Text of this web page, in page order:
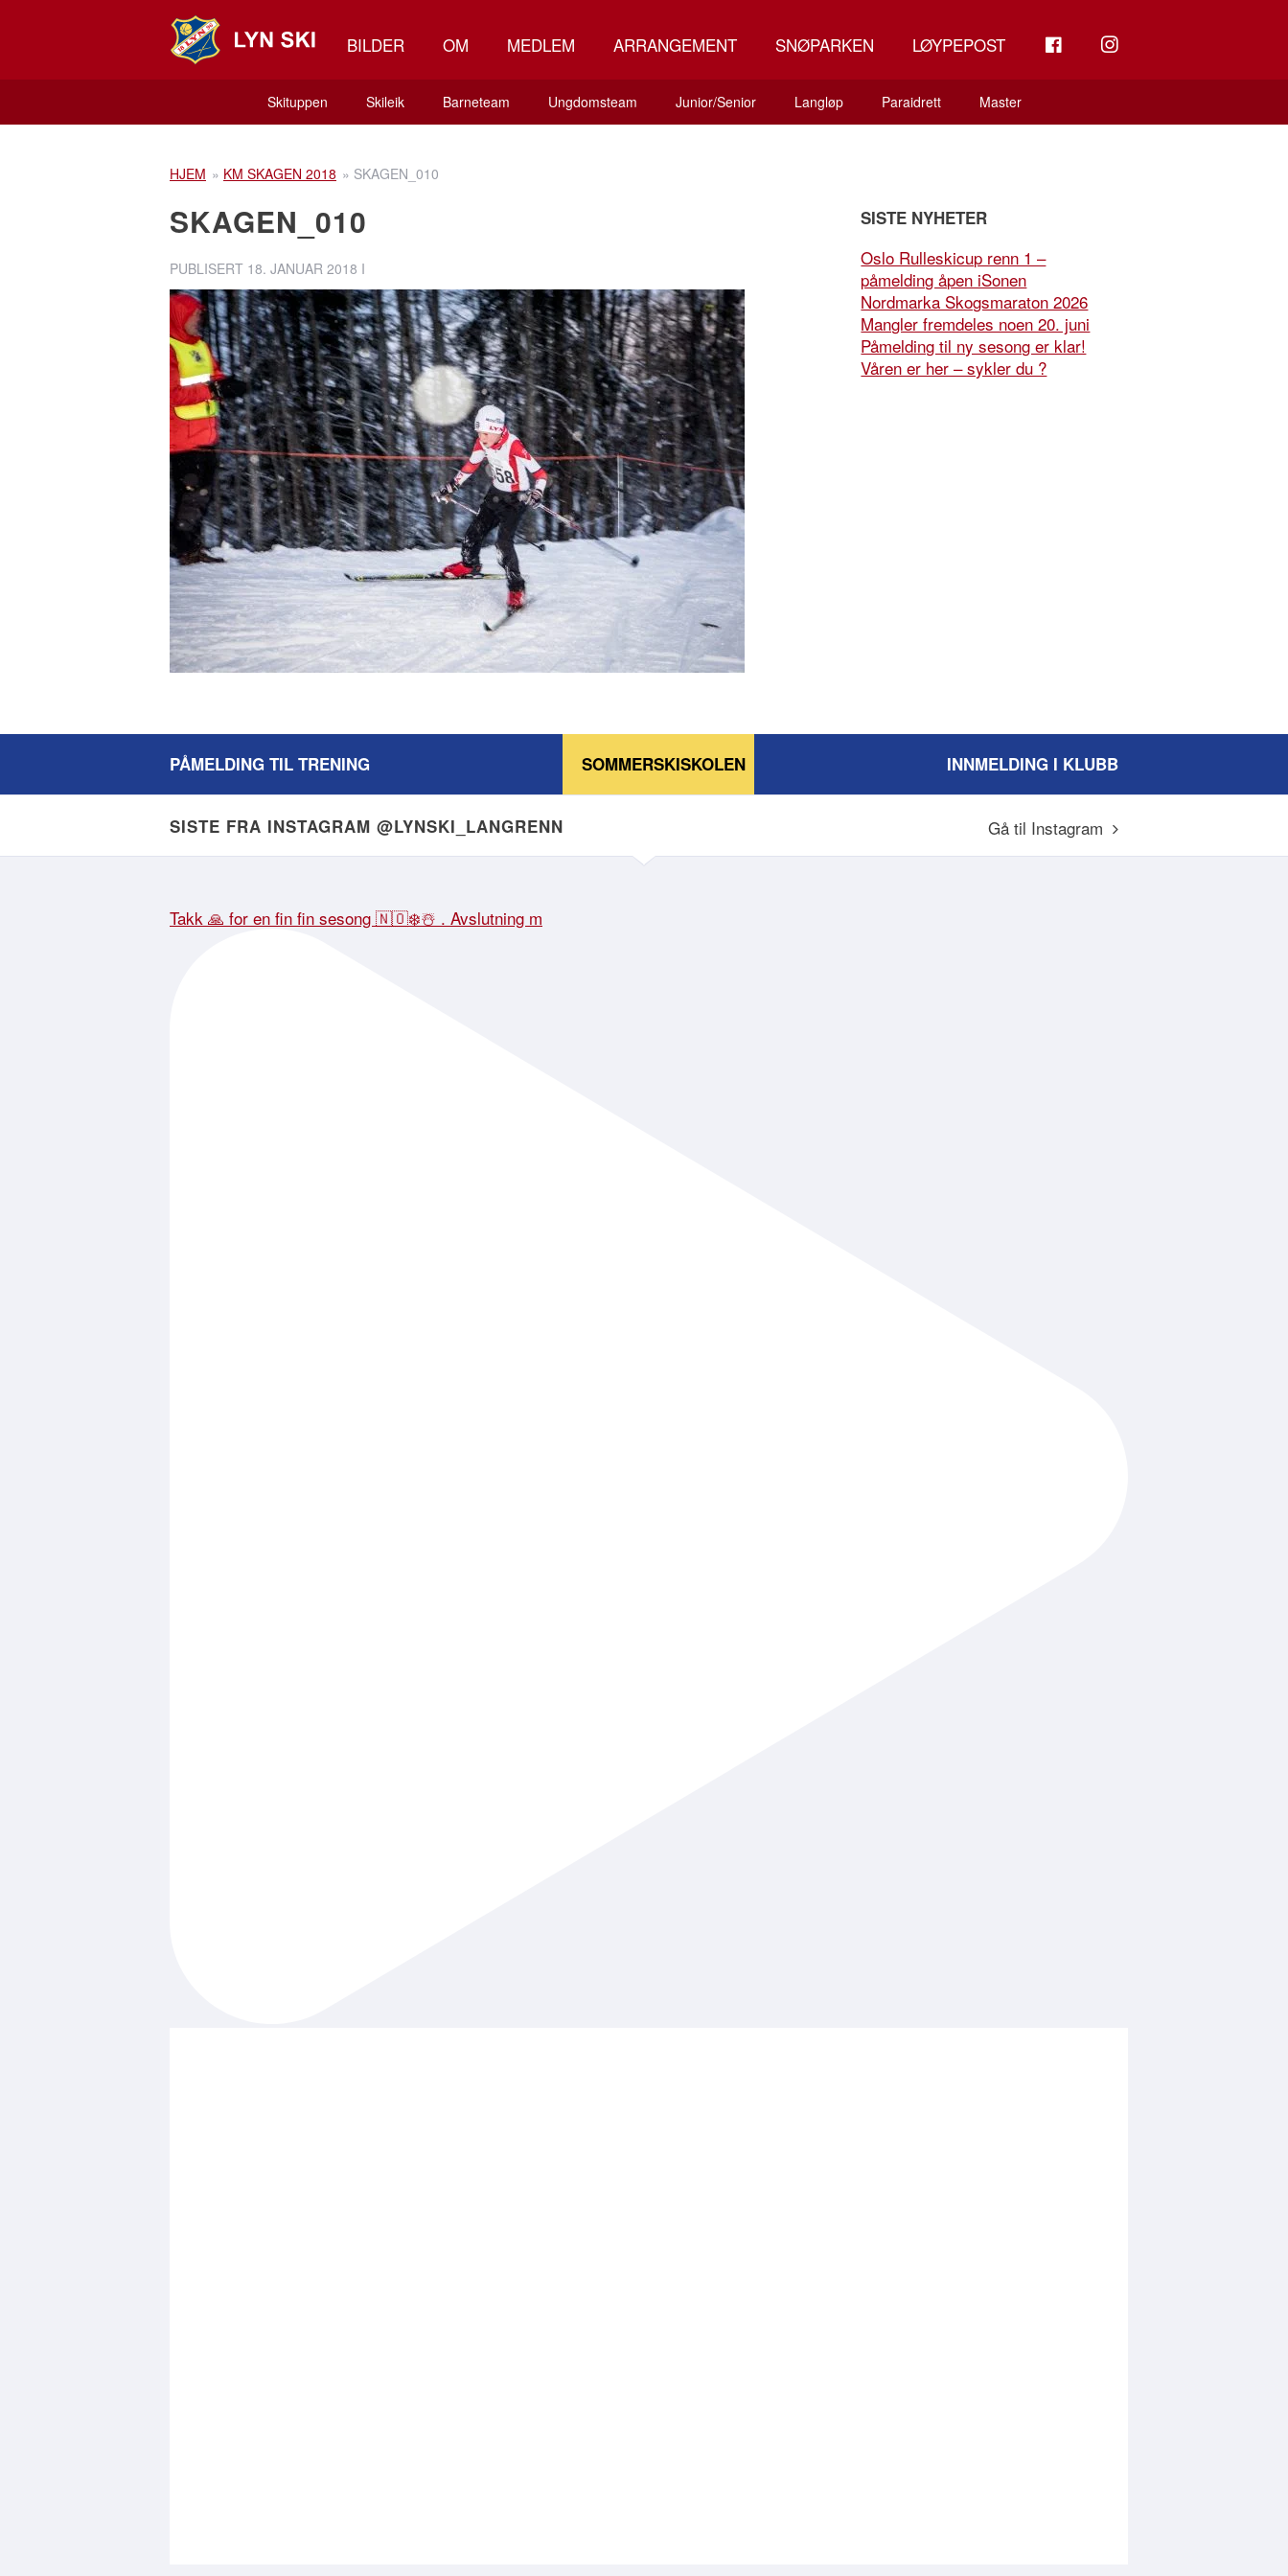
BILDER OM MEDLEM ARRANGEMENT SNØPARKEN LØYPEPOST INSTAGRAM
Skituppen Skileik Barneteam Ungdomsteam Junior/Senior Langløp Paraidrett Master
HJEM » KM SKAGEN 2018 » SKAGEN_010
SKAGEN_010
PUBLISERT 18. JANUAR 2018 I
SISTE NYHETER
Oslo Rulleskicup renn 1 –
påmelding åpen iSonen
Nordmarka Skogsmaraton 2026
Mangler fremdeles noen 20. juni
Påmelding til ny sesong er klar!
Våren er her – sykler du ?
PÅMELDING TIL TRENING INNMELDING I KLUBB
SOMMERSKISKOLEN
SISTE FRA INSTAGRAM @LYNSKI_LANGRENN Gå til Instagram
Takk 🙏 for en fin fin sesong 🇳🇴❄️☃️ . Avslutning m